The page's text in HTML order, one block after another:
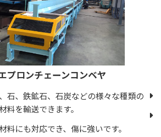
プロンチェーンコンベヤ
石、鉄鉱石、石炭などの様々な種類の
料を輸送できます。
料にも対応でき、傷に強いです。